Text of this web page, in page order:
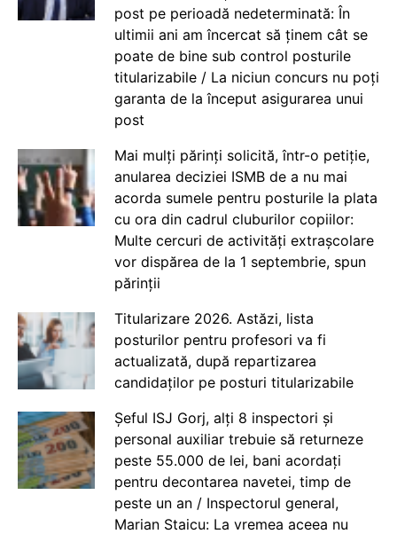
post pe perioadă nedeterminată: În
ultimii ani am încercat să ținem cât se
poate de bine sub control posturile
titularizabile / La niciun concurs nu poți
garanta de la început asigurarea unui
post
Mai mulți părinți solicită, într-o petiție,
anularea deciziei ISMB de a nu mai
acorda sumele pentru posturile la plata
cu ora din cadrul cluburilor copiilor:
Multe cercuri de activități extrașcolare
vor dispărea de la 1 septembrie, spun
părinții
Titularizare 2026. Astăzi, lista
posturilor pentru profesori va fi
actualizată, după repartizarea
candidaților pe posturi titularizabile
Șeful ISJ Gorj, alți 8 inspectori și
personal auxiliar trebuie să returneze
peste 55.000 de lei, bani acordați
pentru decontarea navetei, timp de
peste un an / Inspectorul general,
Marian Staicu: La vremea aceea nu